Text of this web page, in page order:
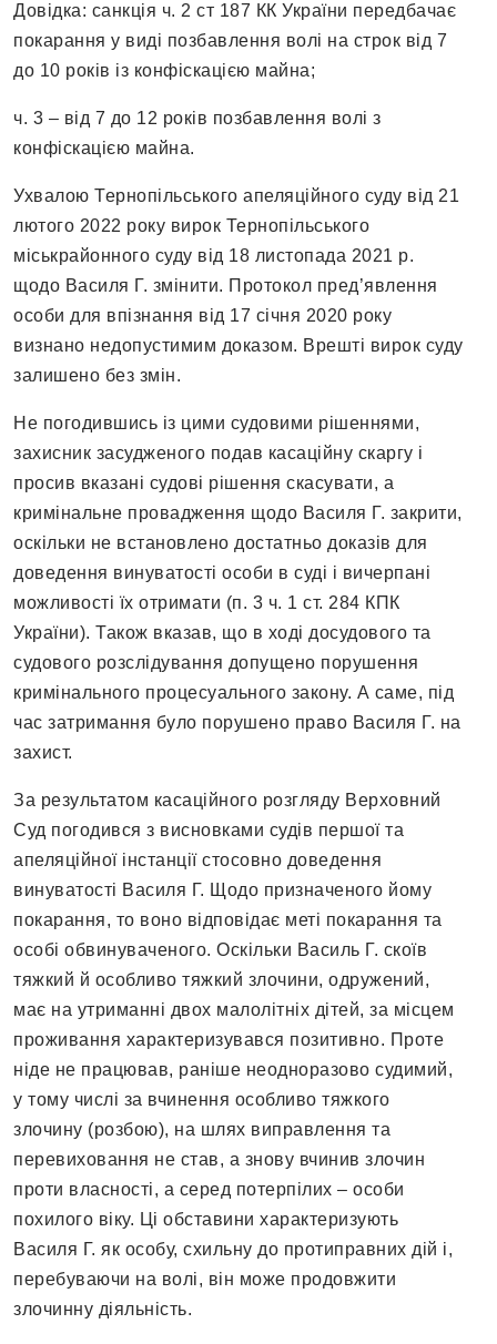
Довідка: санкція ч. 2 ст 187 КК України передбачає
покарання у виді позбавлення волі на строк від 7
до 10 років із конфіскацією майна;
ч. 3 – від 7 до 12 років позбавлення волі з
конфіскацією майна.
Ухвалою Тернопільського апеляційного суду від 21
лютого 2022 року вирок Тернопільського
міськрайонного суду від 18 листопада 2021 р.
щодо Василя Г. змінити. Протокол пред’явлення
особи для впізнання від 17 січня 2020 року
визнано недопустимим доказом. Врешті вирок суду
залишено без змін.
Не погодившись із цими судовими рішеннями,
захисник засудженого подав касаційну скаргу і
просив вказані судові рішення скасувати, а
кримінальне провадження щодо Василя Г. закрити,
оскільки не встановлено достатньо доказів для
доведення винуватості особи в суді і вичерпані
можливості їх отримати (п. 3 ч. 1 ст. 284 КПК
України). Також вказав, що в ході досудового та
судового розслідування допущено порушення
кримінального процесуального закону. А саме, під
час затримання було порушено право Василя Г. на
захист.
За результатом касаційного розгляду Верховний
Суд погодився з висновками судів першої та
апеляційної інстанції стосовно доведення
винуватості Василя Г. Щодо призначеного йому
покарання, то воно відповідає меті покарання та
особі обвинуваченого. Оскільки Василь Г. скоїв
тяжкий й особливо тяжкий злочини, одружений,
має на утриманні двох малолітніх дітей, за місцем
проживання характеризувався позитивно. Проте
ніде не працював, раніше неодноразово судимий,
у тому числі за вчинення особливо тяжкого
злочину (розбою), на шлях виправлення та
перевиховання не став, а знову вчинив злочин
проти власності, а серед потерпілих – особи
похилого віку. Ці обставини характеризують
Василя Г. як особу, схильну до протиправних дій і,
перебуваючи на волі, він може продовжити
злочинну діяльність.